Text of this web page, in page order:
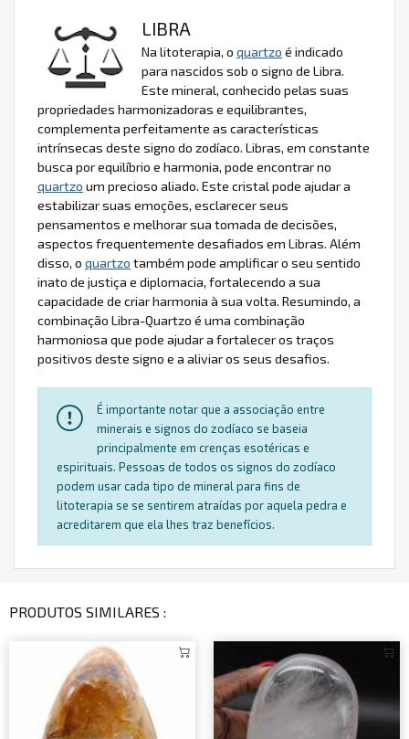
LIBRA
Na litoterapia, o quartzo é indicado
para nascidos sob o signo de Libra.
Este mineral, conhecido pelas suas
propriedades harmonizadoras e equilibrantes,
complementa perfeitamente as características
intrínsecas deste signo do zodíaco. Libras, em constante
busca por equilíbrio e harmonia, pode encontrar no
quartzo um precioso aliado. Este cristal pode ajudar a
estabilizar suas emoções, esclarecer seus
pensamentos e melhorar sua tomada de decisões,
aspectos frequentemente desafiados em Libras. Além
disso, o quartzo também pode amplificar o seu sentido
inato de justiça e diplomacia, fortalecendo a sua
capacidade de criar harmonia à sua volta. Resumindo, a
combinação Libra-Quartzo é uma combinação
harmoniosa que pode ajudar a fortalecer os traços
positivos deste signo e a aliviar os seus desafios.
É importante notar que a associação entre
minerais e signos do zodíaco se baseia
principalmente em crenças esotéricas e
espirituais. Pessoas de todos os signos do zodíaco
podem usar cada tipo de mineral para fins de
litoterapia se se sentirem atraídas por aquela pedra e
acreditarem que ela lhes traz benefícios.
PRODUTOS SIMILARES :